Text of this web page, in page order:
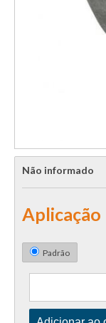
Não informado
Aplicação
Padrão